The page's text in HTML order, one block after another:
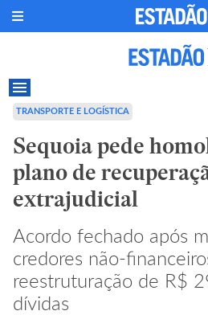
TRANSPORTE E LOGÍSTICA
Sequoia pede
plano de
extrajudicial
Acordo fechado após
credores não-
reestruturação de R$
dívidas